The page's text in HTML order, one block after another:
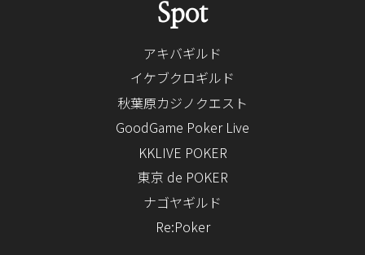
Spot
アキバギルド
イケブクロギルド
秋葉原カジノクエスト
GoodGame Poker Live
KKLIVE POKER
東京 de POKER
ナゴヤギルド
Re:Poker